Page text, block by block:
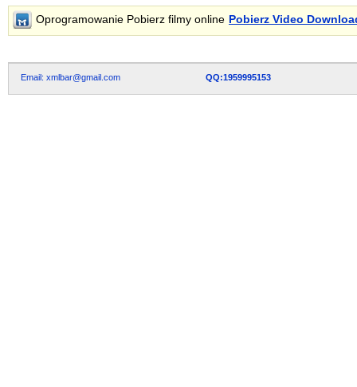
Oprogramowanie Pobierz filmy online Pobierz Video
Email: xmlbar@gmail.com QQ:1959995153